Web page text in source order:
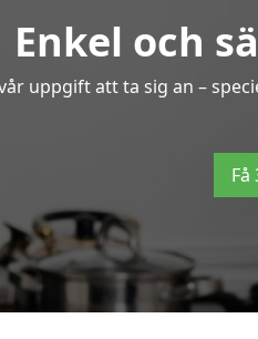
Enkel och
uppgift att ta sig an –